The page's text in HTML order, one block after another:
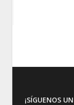
¡SÍGUENOS